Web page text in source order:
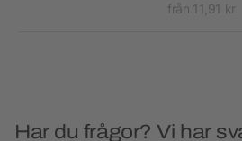
från 11,91 kr
Har du frågor? Vi har